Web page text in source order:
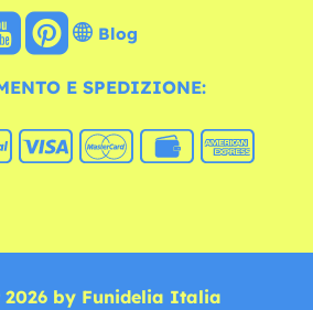
Blog
E SPEDIZIONE:
2026 by Funidelia Italia